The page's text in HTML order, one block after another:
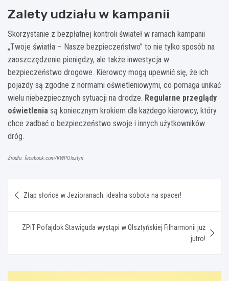
Zalety udziału w kampanii
Skorzystanie z bezpłatnej kontroli świateł w ramach kampanii
„Twoje światła – Nasze bezpieczeństwo” to nie tylko sposób na
zaoszczędzenie pieniędzy, ale także inwestycja w
bezpieczeństwo drogowe. Kierowcy mogą upewnić się, że ich
pojazdy są zgodne z normami oświetleniowymi, co pomaga unikać
wielu niebezpiecznych sytuacji na drodze. Regularne przeglądy
oświetlenia są koniecznym krokiem dla każdego kierowcy, który
chce zadbać o bezpieczeństwo swoje i innych użytkowników
dróg.
Źródło: facebook.com/KWPOlsztyn
wpisu
Złap słońce w Jezioranach: idealna sobota na spacer!
ZPiT Pofajdok Stawiguda wystąpi w Olsztyńskiej Filharmonii już
jutro!